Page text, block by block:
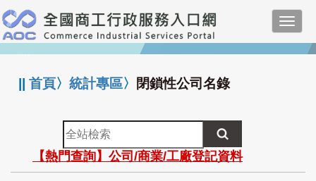
跳
到
主
要
:::
||首頁〉統計專區〉 閉鎖性公司名錄
全
站
檢
索
【熱門查詢】公司/商業/工廠登記資料